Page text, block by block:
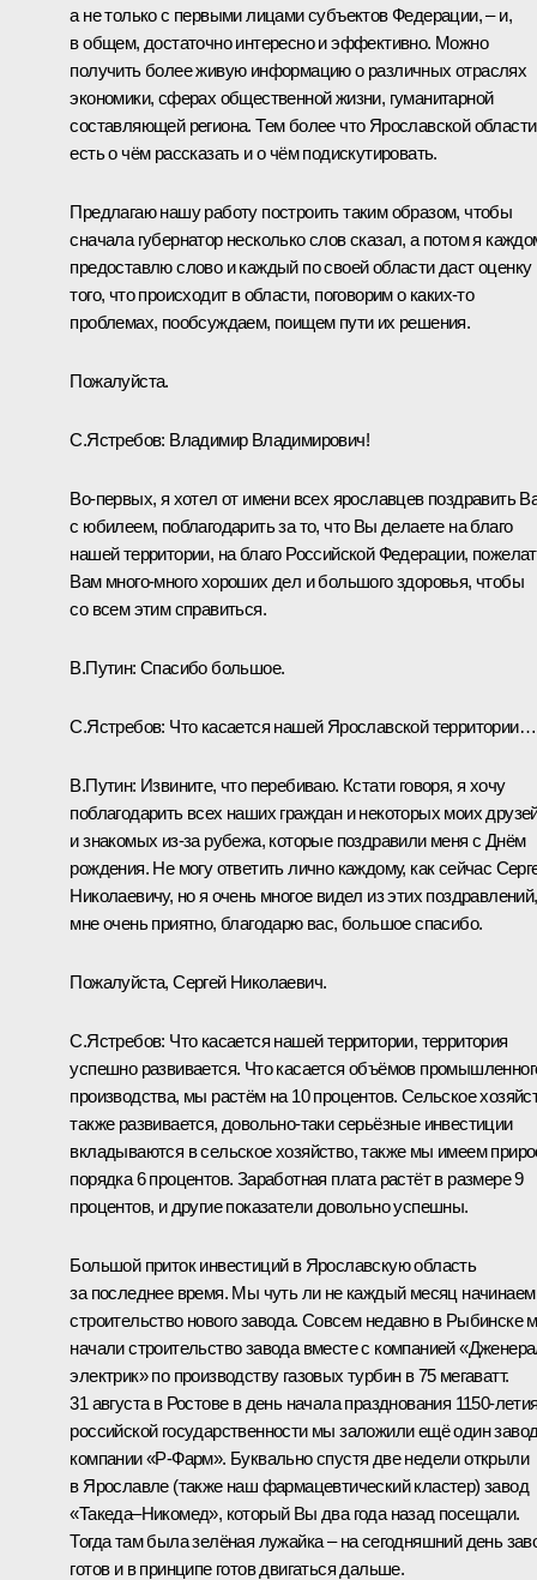
а не только с первыми лицами субъектов Федерации, – и,
в общем, достаточно интересно и эффективно. Можно
получить более живую информацию о различных отраслях
экономики, сферах общественной жизни, гуманитарной
составляющей региона. Тем более что Ярославской области
есть о чём рассказать и о чём подискутировать.
Предлагаю нашу работу построить таким образом, чтобы
сначала губернатор несколько слов сказал, а потом я
предоставлю слово и каждый по своей области даст оценку
того, что происходит в области, поговорим о каких‑то
проблемах, пообсуждаем, поищем пути их решения.
Пожалуйста.
С.Ястребов: Владимир Владимирович!
Во‑первых, я хотел от имени всех ярославцев поздравить
с юбилеем, поблагодарить за то, что Вы делаете на благо
нашей территории, на благо Российской Федерации,
Вам много-много хороших дел и большого здоровья, чтобы
со всем этим справиться.
В.Путин: Спасибо большое.
С.Ястребов: Что касается нашей Ярославской территории…
В.Путин: Извините, что перебиваю. Кстати говоря, я хочу
поблагодарить всех наших граждан и некоторых моих
и знакомых из‑за рубежа, которые поздравили меня с Днём
рождения. Не могу ответить лично каждому, как сейчас
Николаевичу, но я очень многое видел из этих поздравлений,
мне очень приятно, благодарю вас, большое спасибо.
Пожалуйста, Сергей Николаевич.
С.Ястребов: Что касается нашей территории, территория
успешно развивается. Что касается объёмов
производства, мы растём на 10 процентов. Сельское
также развивается, довольно‑таки серьёзные инвестиции
вкладываются в сельское хозяйство, также мы имеем
порядка 6 процентов. Заработная плата растёт в размере 9
процентов, и другие показатели довольно успешны.
Большой приток инвестиций в Ярославскую область
за последнее время. Мы чуть ли не каждый месяц начинаем
строительство нового завода. Совсем недавно в Рыбинске
начали строительство завода вместе с компанией
электрик» по производству газовых турбин в 75 мегаватт.
31 августа в Ростове в день начала празднования 1150-
российской государственности мы заложили ещё один
компании «Р-Фарм». Буквально спустя две недели открыли
в Ярославле (также наш фармацевтический кластер) завод
«Такеда–Никомед», который Вы два года назад посещали.
Тогда там была зелёная лужайка – на сегодняшний день
готов и в принципе готов двигаться дальше.